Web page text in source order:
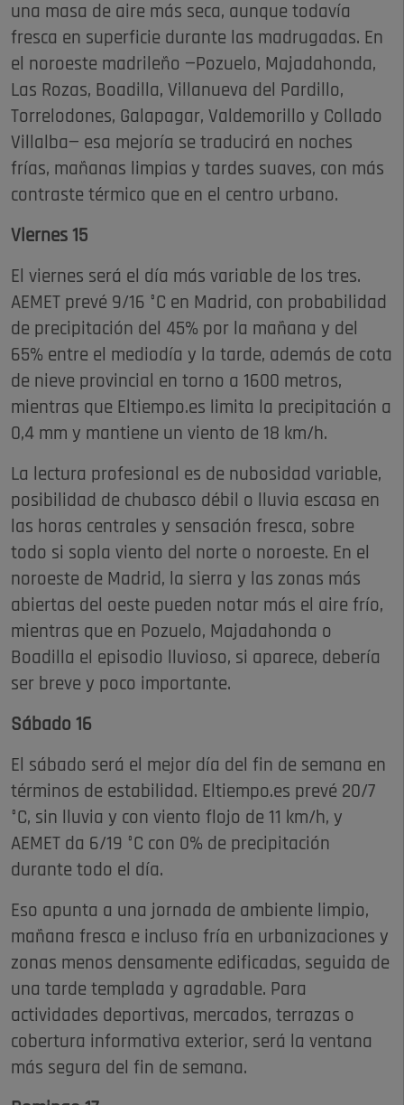
una masa de aire más seca, aunque todavía
fresca en superficie durante las madrugadas. En
el noroeste madrileño —Pozuelo, Majadahonda,
Las Rozas, Boadilla, Villanueva del Pardillo,
Torrelodones, Galapagar, Valdemorillo y Collado
Villalba— esa mejoría se traducirá en noches
frías, mañanas limpias y tardes suaves, con más
contraste térmico que en el centro urbano.
Viernes 15
El viernes será el día más variable de los tres.
AEMET prevé 9/16 °C en Madrid, con probabilidad
de precipitación del 45% por la mañana y del
65% entre el mediodía y la tarde, además de cota
de nieve provincial en torno a 1600 metros,
mientras que Eltiempo.es limita la precipitación a
0,4 mm y mantiene un viento de 18 km/h.
La lectura profesional es de nubosidad variable,
posibilidad de chubasco débil o lluvia escasa en
las horas centrales y sensación fresca, sobre
todo si sopla viento del norte o noroeste. En el
noroeste de Madrid, la sierra y las zonas más
abiertas del oeste pueden notar más el aire frío,
mientras que en Pozuelo, Majadahonda o
Boadilla el episodio lluvioso, si aparece, debería
ser breve y poco importante.
Sábado 16
El sábado será el mejor día del fin de semana en
términos de estabilidad. Eltiempo.es prevé 20/7
°C, sin lluvia y con viento flojo de 11 km/h, y
AEMET da 6/19 °C con 0% de precipitación
durante todo el día.
Eso apunta a una jornada de ambiente limpio,
mañana fresca e incluso fría en urbanizaciones y
zonas menos densamente edificadas, seguida de
una tarde templada y agradable. Para
actividades deportivas, mercados, terrazas o
cobertura informativa exterior, será la ventana
más segura del fin de semana.